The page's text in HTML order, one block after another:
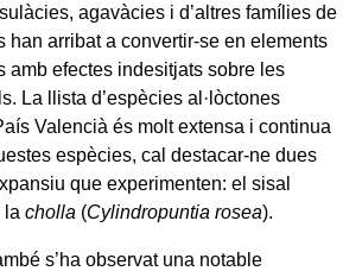
agavàcies i d’altres famílies de
han arribat a convertir-se en elements
amb efectes indesitjats sobre les
La llista d’espècies al·lòctones
Valencià és molt extensa i continua
espècies, cal destacar-ne dues
que experimenten: el sisal
la cholla (Cylindropuntia rosea).
s’ha observat una notable